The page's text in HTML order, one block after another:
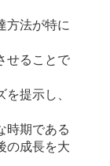
方法が特に
せることで
提示し、
時期である
の成長を大